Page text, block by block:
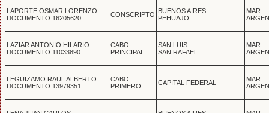
LAPORTE OSMAR LORENZO
DOCUMENTO:16205620
CONSCRIPTO BUENOS AIRES
PEHUAJO
MAR
LAZIAR ANTONIO HILARIO
DOCUMENTO:11033890
CABO
PRINCIPAL
SAN LUIS
SAN RAFAEL
MAR
LEGUIZAMO RAUL ALBERTO
DOCUMENTO:13979351
CABO
PRIMERO
CAPITAL FEDERAL
MAR